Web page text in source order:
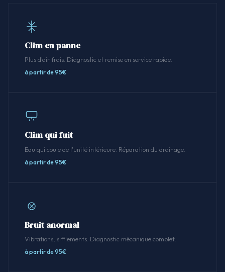
Clim en panne
Plus d'air frais. Diagnostic et remise en service rapide.
à partir de 95€
Clim qui fuit
Eau qui coule de l'unité intérieure. Réparation du drainage.
à partir de 95€
Bruit anormal
Vibrations, sifflements. Diagnostic mécanique complet.
à partir de 95€